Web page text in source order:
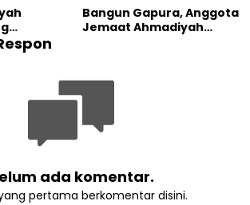
Masa Depan
Edukasi Ekoteologi
Bangun Gapura, Anggota
Jemaat Ahmadiyah
ada komentar.
pertama berkomentar disini.